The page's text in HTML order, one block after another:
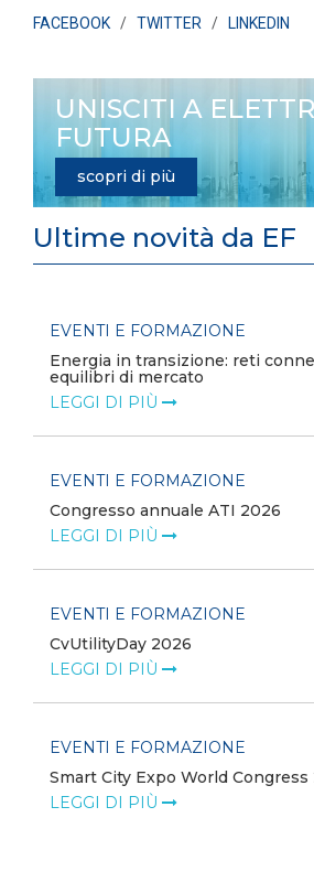
FACEBOOK / TWITTER / LINKEDIN
UNISCITI A
FUTURA
scopri di più
Ultime novità da EF
EVENTI E FORMAZIONE
Energia in transizione: reti
equilibri di mercato
LEGGI DI PIÙ
EVENTI E FORMAZIONE
Congresso annuale ATI 2026
LEGGI DI PIÙ
EVENTI E FORMAZIONE
CvUtilityDay 2026
LEGGI DI PIÙ
EVENTI E FORMAZIONE
Smart City Expo World Congress
LEGGI DI PIÙ